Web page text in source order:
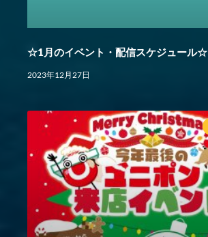
☆1月のイベント・配信スケジュール☆
2023年12月27日